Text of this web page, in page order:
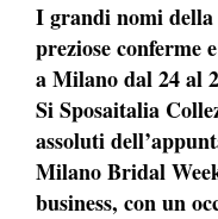
I grandi nomi
preziose
a Milano dal 24 al
Si Sposaitalia
assoluti
Milano Bridal
business, con un